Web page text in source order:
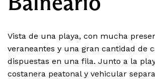
Vista de una playa, con mucha
veraneantes y una gran cantidad de
dispuestas en una fila. Junto a la
costanera peatonal y vehicular